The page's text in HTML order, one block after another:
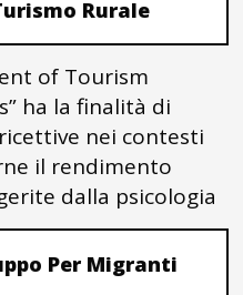
Rurale
of Tourism
ha la finalità di
nei contesti
il rendimento
dalla psicologia
Per Migranti